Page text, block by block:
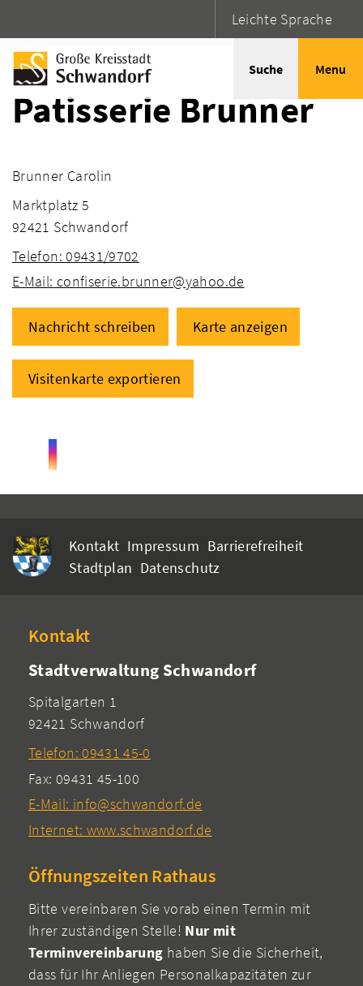
Leichte Sprache
Suche Menu
Patisserie Brunner
Brunner Carolin
Marktplatz 5
92421 Schwandorf
Telefon: 09431/9702
E-Mail: confiserie.brunner@yahoo.de
Nachricht schreiben Karte anzeigen
Visitenkarte exportieren
Kontakt Impressum Barrierefreiheit
Stadtplan Datenschutz
Kontakt
Stadtverwaltung Schwandorf
Spitalgarten 1
92421 Schwandorf
Telefon: 09431 45-0
Fax: 09431 45-100
E-Mail: info@schwandorf.de
Internet: www.schwandorf.de
Öffnungszeiten Rathaus
Bitte vereinbaren Sie vorab einen Termin mit
Ihrer zuständigen Stelle! Nur mit
Terminvereinbarung haben Sie die Sicherheit,
dass für Ihr Anliegen Personalkapazitäten zur